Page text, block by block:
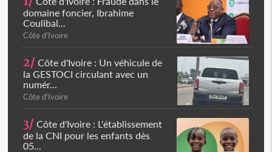
domaine foncier, Ibrahime
Coulibal...
Côte d'Ivoire
2/ Côte d'Ivoire : Un véhicule de
la GESTOCI circulant avec un
numér...
Côte d'Ivoire
3/ Côte d'Ivoire : L'établissement
de la CNI pour les enfants dès
05...